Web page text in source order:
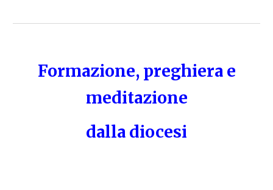
Formazione, preghiera e
meditazione
dalla diocesi